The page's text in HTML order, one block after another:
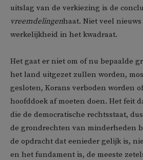
uitslag van de verkiezing is de
vreemdelingenhaat. Niet veel
werkelijkheid in het kwadraat.
Het gaat er niet om of nu bepaalde
het land uitgezet zullen worden,
gesloten, Korans verboden worden
hoofddoek af moeten doen. Het feit
die de democratische rechtsstaat,
de grondrechten van minderheden
de opdracht dat eenieder gelijk is,
en het fundament is, de meeste